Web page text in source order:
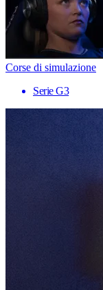
Corse di simulazione
Serie G3